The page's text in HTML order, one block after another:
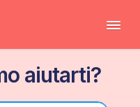
aiutarti?